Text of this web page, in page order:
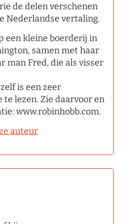
de delen verschenen
Nederlandse vertaling.
een kleine boerderij in
samen met haar
man Fred, die als visser
is een zeer
lezen. Zie daarvoor en
www.robinhobb.com.
auteur